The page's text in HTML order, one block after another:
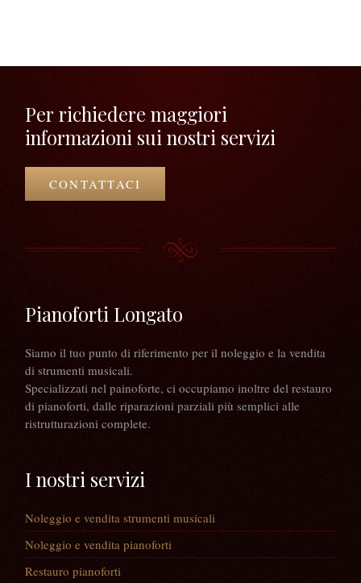
Per richiedere maggiori
informazioni sui nostri servizi
CONTATTACI
Pianoforti Longato
Siamo il tuo punto di riferimento per il noleggio e la vendita
di strumenti musicali.
Specializzati nel painoforte, ci occupiamo inoltre del restauro
di pianoforti, dalle riparazioni parziali più semplici alle
ristrutturazioni complete.
I nostri servizi
Noleggio e vendita strumenti musicali
Noleggio e vendita pianoforti
Restauro pianoforti